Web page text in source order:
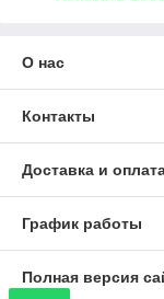
О нас
Контакты
Доставка и
График работы
Полная версия